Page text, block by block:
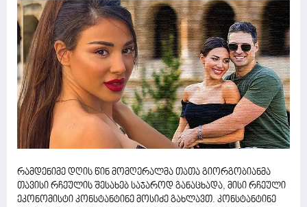
რამდენიმე დღის წინ მომღერალმა თათა გიორგობიანმა
თავისი რჩეულის შესახებ საჯაროდ განაცხადა, მისი რჩეული
ეკონომისტი კონსტანტინე მოსიძე გახლავთ. კონსტანტინე